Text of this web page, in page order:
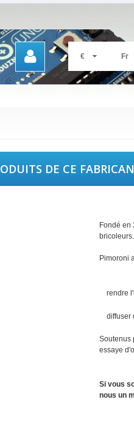
€ Fr
DE CE
Fondé en
Pimoroni
rendre
diffuser
Soutenus
essaye
Si vous
nous un